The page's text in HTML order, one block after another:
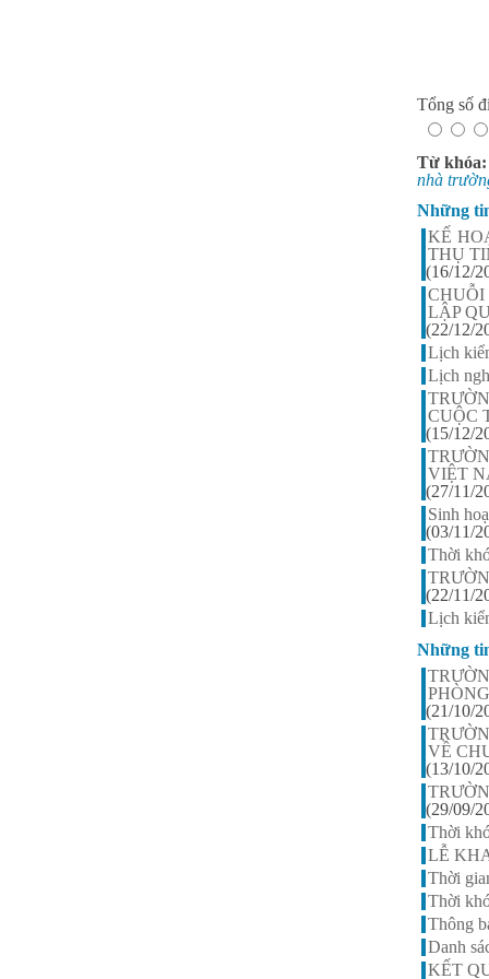
Tổng số
Từ khóa:
nhà
Những
KẾ
THỤ
(16/12/
LẬP
(22/12/
Lịch
Lịch
CUỘC
(15/12/
VIỆT
(27/11/
Sinh
(03/11/
Thời
(22/11/
Lịch
Những
(21/10/
VỀ
(13/10/
(29/09/
Thời
LỄ
Thời
Thời
Thông
Danh
KẾT